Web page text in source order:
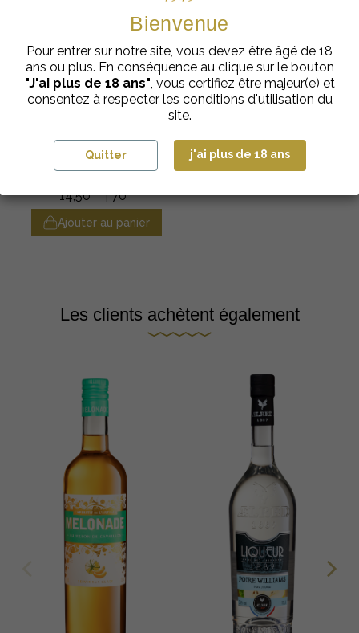
Crèmes de Fruits
Crème Figue du Var
14,50
| 70
Ajouter au panier
Les clients achètent également
Bienvenue
Pour entrer sur notre site, vous devez être âgé de 18
ans ou plus. En conséquence au clique sur le bouton
"J'ai plus de 18 ans", vous certifiez être majeur(e) et
consentez à respecter les conditions d'utilisation du
site.
Quitter j'ai plus de 18 ans